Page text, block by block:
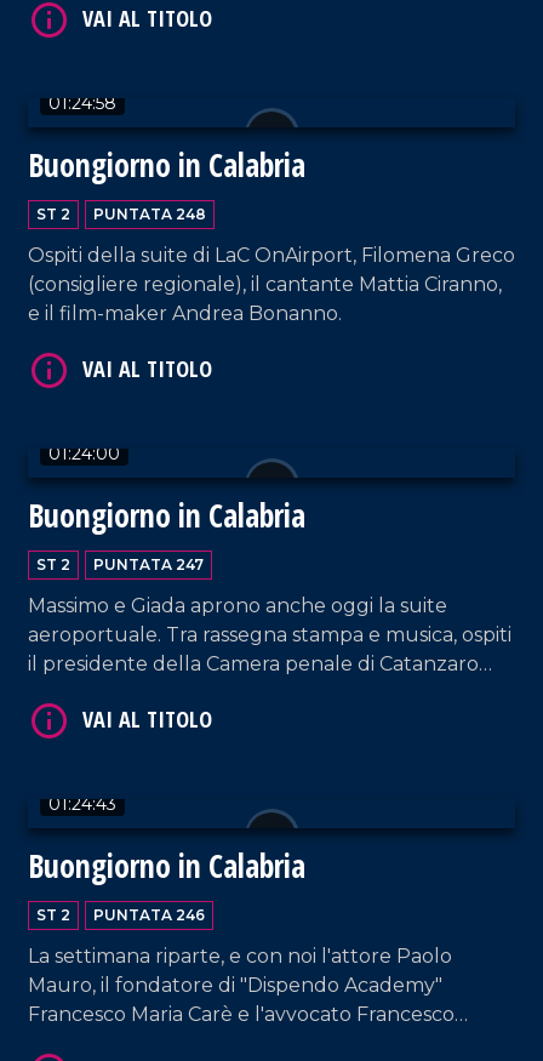
Paviglianiti.
01:24:58
Buongiorno in Calabria
ST 2 PUNTATA 248
Ospiti della suite di LaC OnAirport, Filomena Greco
(consigliere regionale), il cantante Mattia Ciranno,
e il film-maker Andrea Bonanno.
01:24:00
Buongiorno in Calabria
ST 2 PUNTATA 247
Massimo e Giada aprono anche oggi la suite
aeroportuale. Tra rassegna stampa e musica, ospiti
il presidente della Camera penale di Catanzaro
procuratore della Repubblica a Catanzaro e
01:24:43
Buongiorno in Calabria
ST 2 PUNTATA 246
La settimana riparte, e con noi l'attore Paolo
Mauro, il fondatore di "Dispendo Academy"
Francesco Maria Carè e l'avvocato Francesco
VAI AL TITOLO
VAI AL TITOLO
VAI AL TITOLO
VAI AL TITOLO